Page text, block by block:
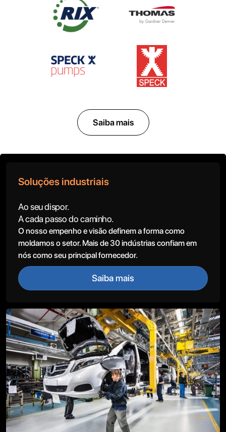
Saiba mais
Soluções industriais
Ao seu dispor.
A cada passo do caminho.
O nosso empenho e visão definem a forma como
moldamos o setor. Mais de 30 indústrias confiam em
nós como seu principal fornecedor.
Saiba mais